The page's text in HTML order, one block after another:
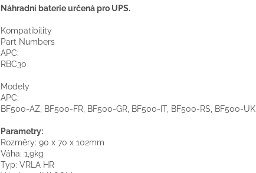
Náhradní baterie určená pro UPS.
Kompatibility
Part Numbers
APC:
RBC30
Modely
APC:
BF500-AZ, BF500-FR, BF500-GR, BF500-IT, BF500-RS, BF500-UK
Parametry:
Rozměry: 90 x 70 x 102mm
Váha: 1,9kg
Typ: VRLA HR